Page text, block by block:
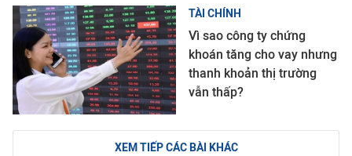
TÀI CHÍNH
Vì sao công ty chứng
khoán tăng cho vay nhưng
thanh khoản thị trường
vẫn thấp?
XEM TIẾP CÁC BÀI KHÁC